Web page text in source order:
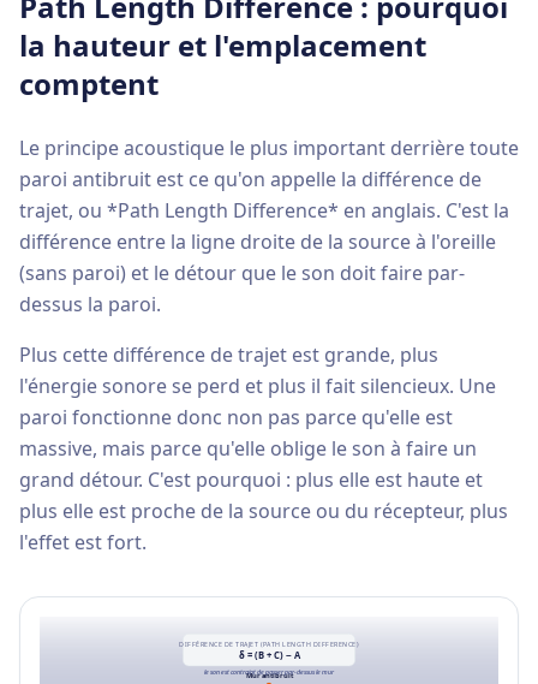
la hauteur et l'emplacement
comptent
Le principe acoustique le plus important derrière toute
paroi antibruit est ce qu'on appelle la différence de
trajet, ou *Path Length Difference* en anglais. C'est la
différence entre la ligne droite de la source à l'oreille
(sans paroi) et le détour que le son doit faire par-
dessus la paroi.
Plus cette différence de trajet est grande, plus
l'énergie sonore se perd et plus il fait silencieux. Une
paroi fonctionne donc non pas parce qu'elle est
massive, mais parce qu'elle oblige le son à faire un
grand détour. C'est pourquoi : plus elle est haute et
plus elle est proche de la source ou du récepteur, plus
l'effet est fort.
Mur antibruit
DIFFÉRENCE DE TRAJET (PATH LENGTH DIFFERENCE)
δ = (B + C) − A
le son est contraint de passer par-dessus le mur